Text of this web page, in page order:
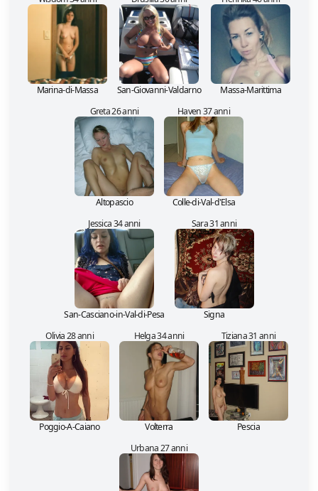
Marina-di-Massa San-Giovanni-Valdarno
Massa-Marittima
Greta 26 anni
Altopascio
Haven 37 anni
Colle-di-Val-d'Elsa
Jessica 34 anni
San-Casciano-in-Val-di-Pesa
Sara 31 anni
Signa
Olivia 28 anni
Poggio-A-Caiano
Helga 34 anni
Volterra
Tiziana 31 anni
Pescia
Urbana 27 anni